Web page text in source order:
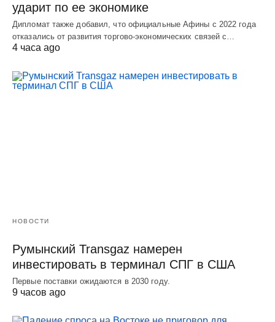
ударит по ее экономике
Дипломат также добавил, что официальные Афины с 2022 года
отказались от развития торгово-экономических связей с…
4 часа ago
НОВОСТИ
Румынский Transgaz намерен
инвестировать в терминал СПГ в США
Первые поставки ожидаются в 2030 году.
9 часов ago